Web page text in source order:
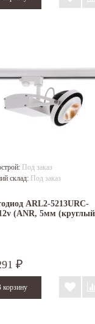
Под заказ
склад: Под заказ
ARL2-5213URC-
(ANR, 5мм
₽